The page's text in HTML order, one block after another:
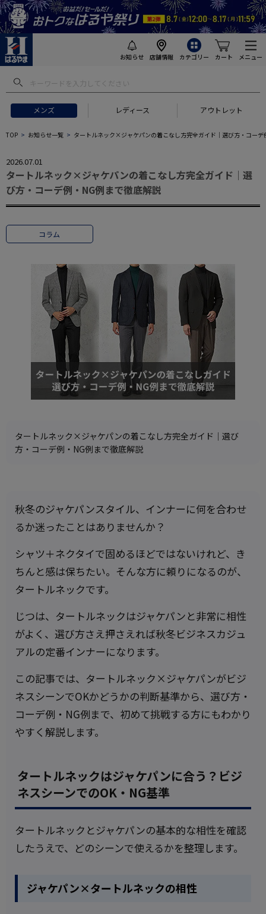
お知らせ 店舗情報 カテゴリー カート メニュー
メンズ レディース アウトレット
TOP お知らせ一覧 タートルネック×ジャケパンの着こなし方完全ガイド｜選び方・コーデ
2026.07.01
タートルネック×ジャケパンの着こなし方完全ガイド｜選
び方・コーデ例・NG例まで徹底解説
コラム
タートルネック×ジャケパンの着こなし方完全ガイド｜選び
方・コーデ例・NG例まで徹底解説
秋冬のジャケパンスタイル、インナーに何を合わせ
るか迷ったことはありませんか？
シャツ＋ネクタイで固めるほどではないけれど、き
ちんと感は保ちたい。そんな方に頼りになるのが、
タートルネックです。
じつは、タートルネックはジャケパンと非常に相性
がよく、選び方さえ押さえれば秋冬ビジネスカジュ
アルの定番インナーになります。
この記事では、タートルネック×ジャケパンがビジ
ネスシーンでOKかどうかの判断基準から、選び方・
コーデ例・NG例まで、初めて挑戦する方にもわかり
やすく解説します。
タートルネックはジャケパンに合う？ビジ
ネスシーンでのOK・NG基準
タートルネックとジャケパンの基本的な相性を確認
したうえで、どのシーンで使えるかを整理します。
ジャケパン×タートルネックの相性